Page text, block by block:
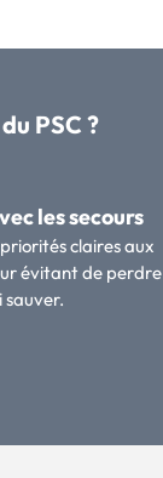
PSC ?
les secours
claires aux
évitant de perdre
sauver.